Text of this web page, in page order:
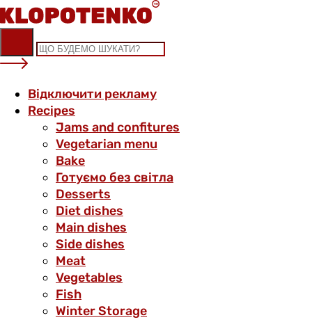
Skip
to
content
Відключити рекламу
Recipes
Jams and confitures
Vegetarian menu
Bake
Готуємо без світла
Desserts
Diet dishes
Main dishes
Side dishes
Meat
Vegetables
Fish
Winter Storage